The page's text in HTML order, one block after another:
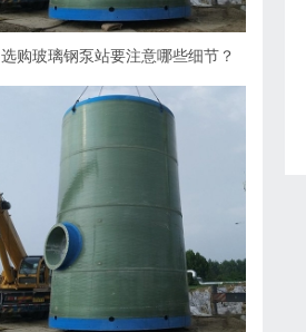
选购玻璃钢泵站要注意哪些细节？